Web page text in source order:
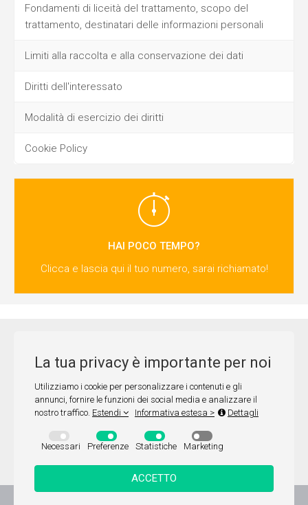
La tua privacy è importante per noi
Utilizziamo i cookie per personalizzare i contenuti e gli
annunci, fornire le funzioni dei social media e analizzare il
nostro traffico. Estendi Informativa estesa > Dettagli
Necessari Preferenze Statistiche Marketing
ACCETTO
Fondamenti di liceità del trattamento, scopo del
trattamento, destinatari delle informazioni personali
Limiti alla raccolta e alla conservazione dei dati
Diritti dell'interessato
Modalità di esercizio dei diritti
Cookie Policy
HAI POCO TEMPO?
Clicca e lascia qui il tuo numero, sarai richiamato!
VIA CIRCONVALLAZIONE CLODIA, 165/167 - 00195 ROMA (RM) - Tel:
0694803025 - Fax: 0694803025 - E-mail:
coverinsurancesrl@gmail.com
Iscriz. IVASS RUI sez. B N.B000689031 - REA: RM - 1642111 - P.iva:
16214951002
Autorità competente alla vigilanza sull'attività: IVASS Via del Quirinale, 21 -
00187 Roma.
Informativa privacy